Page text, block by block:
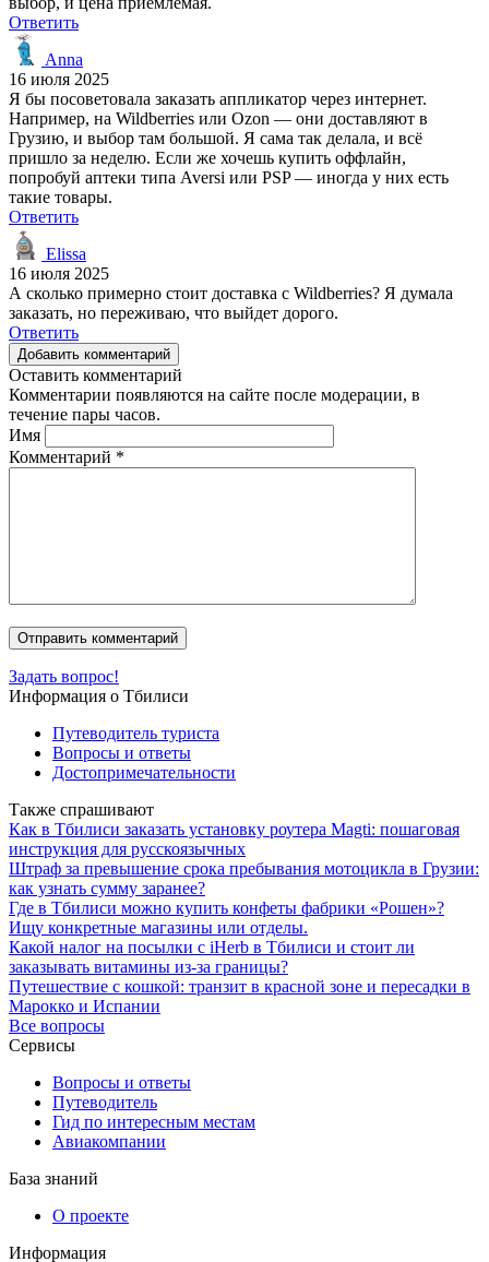
Ответить
Anna
16 июля 2025
Я бы посоветовала заказать аппликатор через интернет.
Например, на Wildberries или Ozon — они доставляют в
Грузию, и выбор там большой. Я сама так делала, и всё
пришло за неделю. Если же хочешь купить оффлайн,
попробуй аптеки типа Aversi или PSP — иногда у них есть
такие товары.
Ответить
Elissa
16 июля 2025
А сколько примерно стоит доставка с Wildberries? Я думала
заказать, но переживаю, что выйдет дорого.
Ответить
Добавить комментарий
Оставить комментарий
Комментарии появляются на сайте после модерации, в
течение пары часов.
Имя
Комментарий *
Задать вопрос!
Информация о Тбилиси
Путеводитель туриста
Вопросы и ответы
Достопримечательности
Также спрашивают
Как в Тбилиси заказать установку роутера Magti: пошаговая
инструкция для русскоязычных
Штраф за превышение срока пребывания мотоцикла в Грузии:
как узнать сумму заранее?
Где в Тбилиси можно купить конфеты фабрики «Рошен»?
Ищу конкретные магазины или отделы.
Какой налог на посылки с iHerb в Тбилиси и стоит ли
заказывать витамины из-за границы?
Путешествие с кошкой: транзит в красной зоне и пересадки в
Марокко и Испании
Все вопросы
Сервисы
Вопросы и ответы
Путеводитель
Гид по интересным местам
Авиакомпании
База знаний
О проекте
Информация